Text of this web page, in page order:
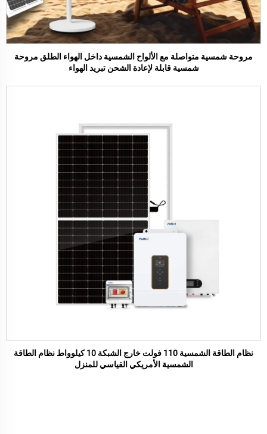
مروحة شمسية متواصلة مع الألواح الشمسية داخل الهواء الطلق مروحة
شمسية قابلة لإعادة الشحن تبريد الهواء
نظام الطاقة الشمسية 110 فولت خارج الشبكة 10 كيلوواط نظام الطاقة
الشمسية الأمريكي القياسي للمنزل